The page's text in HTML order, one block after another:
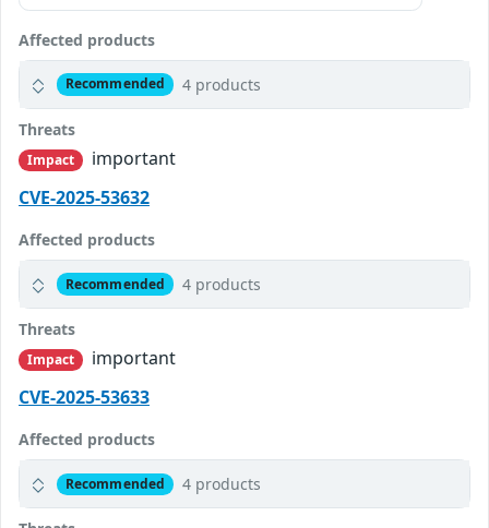
Affected products
Recommended 4 products
Threats
Impact
important
CVE-2025-53632
Affected products
Recommended 4 products
Threats
Impact
important
CVE-2025-53633
Affected products
Recommended 4 products